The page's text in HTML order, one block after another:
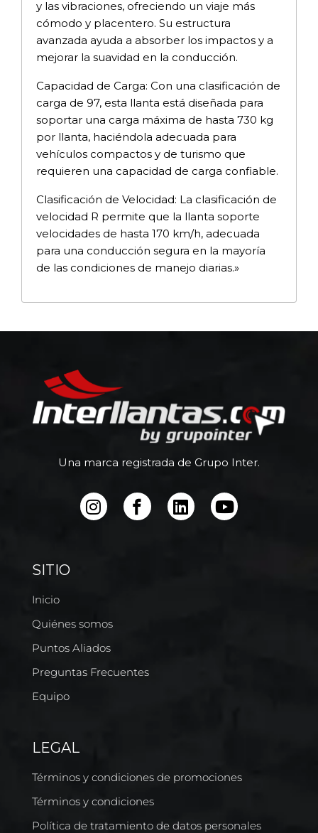
y las vibraciones, ofreciendo un viaje más
cómodo y placentero. Su estructura
avanzada ayuda a absorber los impactos y a
mejorar la suavidad en la conducción.
Capacidad de Carga: Con una clasificación de
carga de 97, esta llanta está diseñada para
soportar una carga máxima de hasta 730 kg
por llanta, haciéndola adecuada para
vehículos compactos y de turismo que
requieren una capacidad de carga confiable.
Clasificación de Velocidad: La clasificación de
velocidad R permite que la llanta soporte
velocidades de hasta 170 km/h, adecuada
para una conducción segura en la mayoría
de las condiciones de manejo diarias.»
Una marca registrada de Grupo Inter.
SITIO
Inicio
Quiénes somos
Puntos Aliados
Preguntas Frecuentes
Equipo
LEGAL
Términos y condiciones de promociones
Términos y condiciones
Política de tratamiento de datos personales